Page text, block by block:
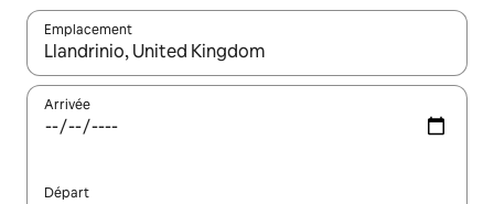
Emplacement
Quand les résultats sont affichés, parcourez-les en utilisant
Arrivée
Départ